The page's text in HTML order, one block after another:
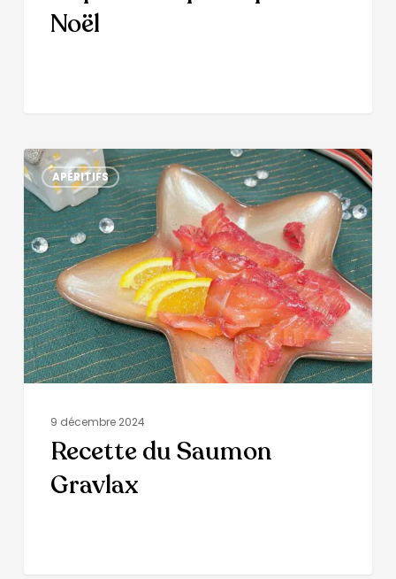
Noël
APÉRITIFS
9 décembre 2024
Recette du Saumon
Gravlax